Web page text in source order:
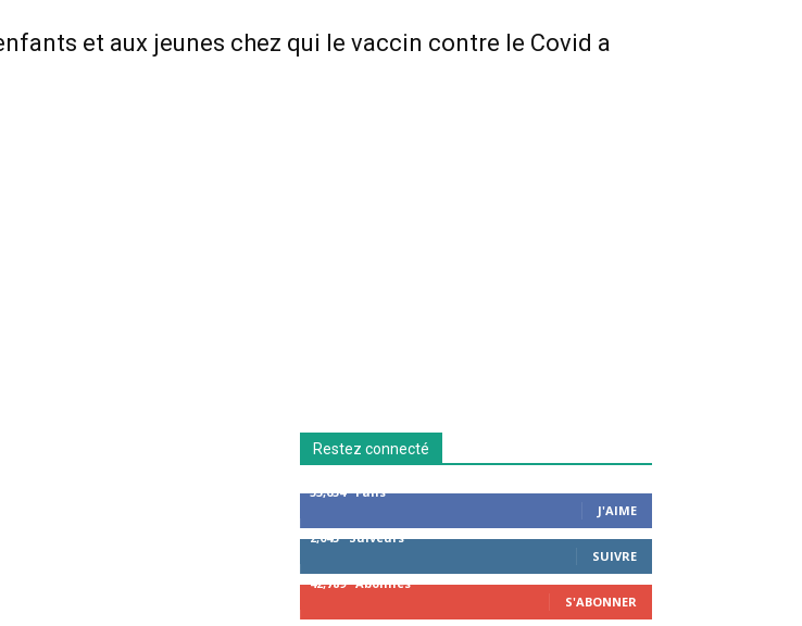
et aux jeunes chez qui le vaccin contre le Covid a
Restez connecté
53,654
Fans
J'AIME
2,043 Suiveurs
SUIVRE
42,789 Abonnés
S'ABONNER